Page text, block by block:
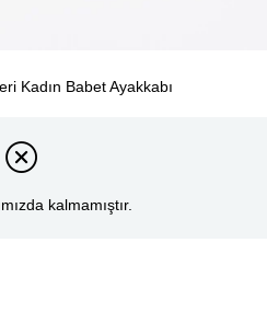
Kadın Babet Ayakkabı
kalmamıştır.